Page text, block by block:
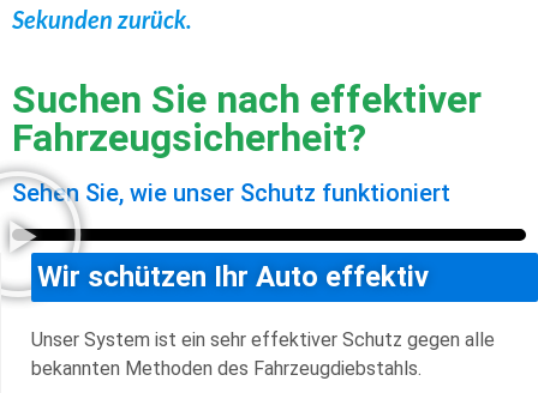
Sekunden zurück.
Suchen Sie nach effektiver
Fahrzeugsicherheit?
Sehen Sie, wie unser Schutz funktioniert
Wir schützen Ihr Auto effektiv
Unser System ist ein sehr effektiver Schutz gegen alle
bekannten Methoden des Fahrzeugdiebstahls.